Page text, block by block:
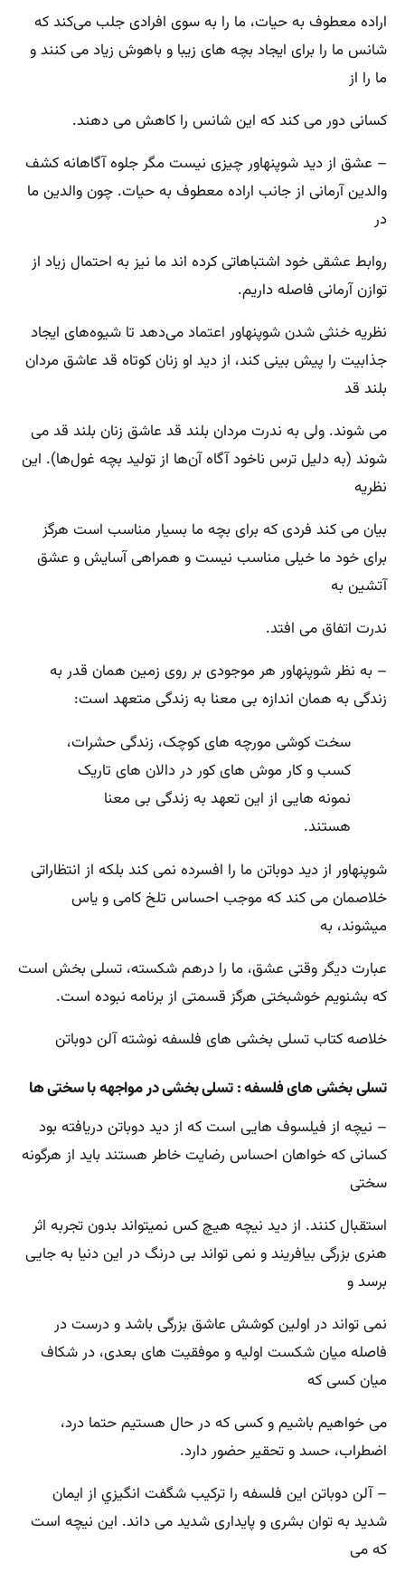
اراده معطوف به حیات، ما را به سوی افرادی جلب می‌کند که
شانس ما را برای ایجاد بچه ‌های زیبا و باهوش زیاد می ‌کنند و
ما را از
کسانی دور می ‌کند که این شانس را کاهش می ‌دهند.
– عشق از دید شوپنهاور چیزی نیست مگر جلوه آگاهانه کشف
والدین آرمانی از جانب اراده معطوف به حیات. چون والدین ما
در
روابط عشقی خود اشتباهاتی کرده‌ اند ما نیز به احتمال زیاد از
توازن آرمانی فاصله داریم‌.
نظریه خنثی شدن شوپنهاور اعتماد می‌دهد تا شیوه‌های ایجاد
جذابیت را پیش ‌بینی کند، از دید او زنان کوتاه قد عاشق مردان
بلند قد
می ‌شوند. ولی به ندرت مردان بلند قد عاشق زنان بلند قد می
‌شوند (به دلیل ترس ناخود آگاه آن‌ها از تولید بچه غول‌ها). این
نظریه
بیان می ‌کند فردی که برای بچه ما بسیار مناسب است هرگز
برای خود ما خیلی مناسب نیست و همراهی آسایش و عشق
آتشین به
ندرت اتفاق می‌ افتد.
– به نظر شوپنهاور هر موجودی بر روی زمین همان قدر به
زندگی به همان اندازه بی‌ معنا به زندگی متعهد است‌:
سخت کوشی مورچه‌ های کوچک‌، زندگی حشرات‌،
کسب و کار موش ‌های کور در دالان ‌های تاریک
نمونه‌ هایی از این تعهد به زندگی بی ‌معنا
هستند.
شوپنهاور از دید دوباتن ما را افسرده نمی ‌کند بلکه از انتظاراتی
خلاصمان می ‌کند كه موجب احساس تلخ ‌كامی و ياس
میشوند، به
عبارت ديگر وقتی عشق، ما را درهم شكسته‌، تسلی ‌بخش است
كه بشنويم خوشبختی هرگز قسمتی از برنامه نبوده است‌.
خلاصه کتاب تسلی بخشی های فلسفه نوشته آلن دوباتن
تسلی بخشی های فلسفه : تسلی بخشی در مواجهه با سختی ها
– نيچه از فيلسوف هایی است كه از ديد دوباتن دريافته بود
كسانی كه خواهان احساس رضايت خاطر هستند بايد از هرگونه
سختی
استقبال كنند. از ديد نيچه هيچ‌ كس نمیتواند بدون تجربه اثر
هنری بزرگی بيافريند و نمی ‌تواند بی ‌درنگ در اين دنيا به جایی
برسد و
نمی ‌تواند در اولين كوشش عاشق بزرگی باشد و درست در
فاصله ميان شكست اوليه و موفقيت ‌های بعدی‌، در شكاف
ميان كسی كه
می ‌خواهيم باشيم و كسی كه در حال هستيم حتما درد،
اضطراب‌، حسد و تحقير حضور دارد.
– آلن دوباتن اين فلسفه را تركيب شگفت ‌انگيزي از ايمان
شديد به توان بشری و پايداری شديد می ‌داند. اين نيچه است
كه می